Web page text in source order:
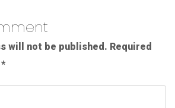
will not be published. Required
*